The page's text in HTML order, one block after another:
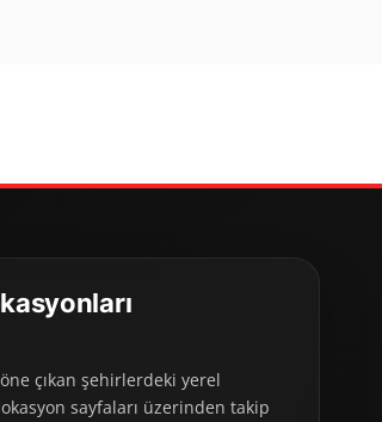
çıkan şehirlerdeki yerel
sayfaları üzerinden takip